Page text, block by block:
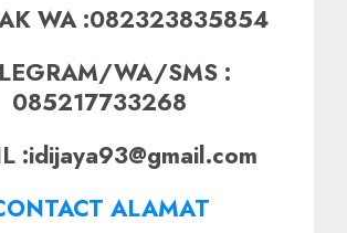
WA :082323835854
WA/SMS :
085217733268
:idijaya93@gmail.com
ALAMAT